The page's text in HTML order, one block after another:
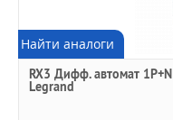
Найти аналоги
RX3 Дифф. автомат
Legrand